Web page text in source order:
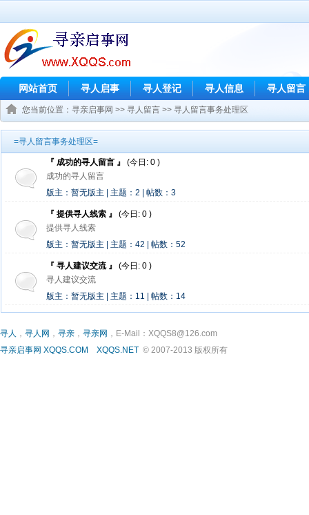
网站首页 寻人启事 寻人登记 寻人信息 寻人留言
您当前位置： 寻亲启事网 >> 寻人留言 >> 寻人留言事务处理区
=寻人留言事务处理区=
『 成功的寻人留言 』
(今日: 0 )
成功的寻人留言
版主：暂无版主 | 主题：2 | 帖数：3
『 提供寻人线索 』
(今日: 0 )
提供寻人线索
版主：暂无版主 | 主题：42 | 帖数：52
『 寻人建议交流 』
(今日: 0 )
寻人建议交流
版主：暂无版主 | 主题：11 | 帖数：14
寻人 ， 寻人网 ， 寻亲 ， 寻亲网 ，E-Mail：XQQS8@126.com
寻亲启事网 XQQS.COM XQQS.NET © 2007-2013 版权所有